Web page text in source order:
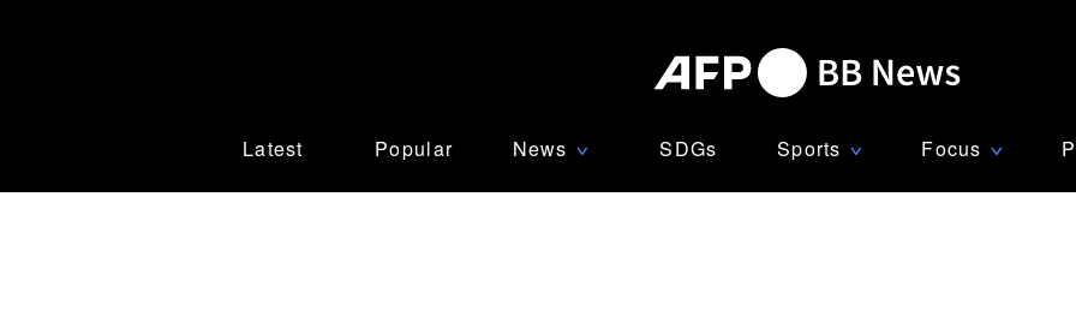
Latest Popular News ∨ SDGs Sports ∨ Focus ∨